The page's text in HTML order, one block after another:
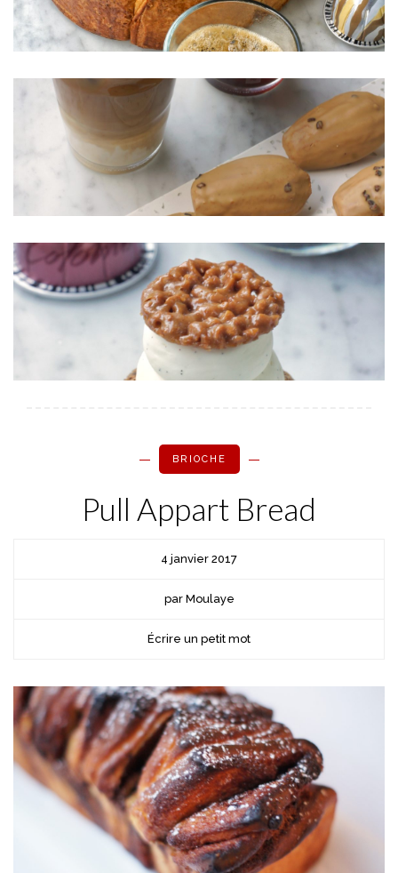
BRIOCHE
Pull Appart Bread
4 janvier 2017
par Moulaye
Écrire un petit mot